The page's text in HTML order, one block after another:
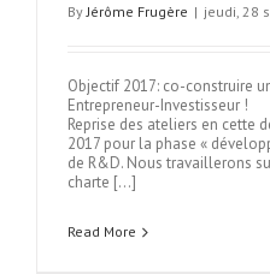
By Jérôme Frugère | jeudi, 28
Objectif 2017: co-construire
Entrepreneur-Investisseur !
Reprise des ateliers en cette
2017 pour la phase «
de R&D. Nous travaillerons
charte […]
Read More